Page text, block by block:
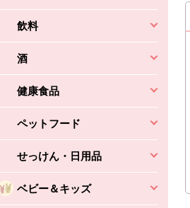
飲料
酒
健康食品
ペットフード
せっけん・日用品
ベビー＆キッズ